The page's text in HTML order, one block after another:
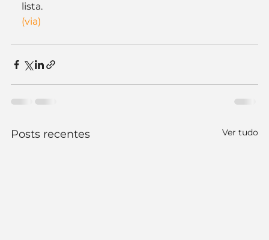
lista.
(via)
Posts recentes Ver tudo